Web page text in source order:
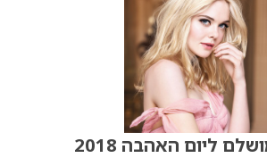
ליום האהבה 2018